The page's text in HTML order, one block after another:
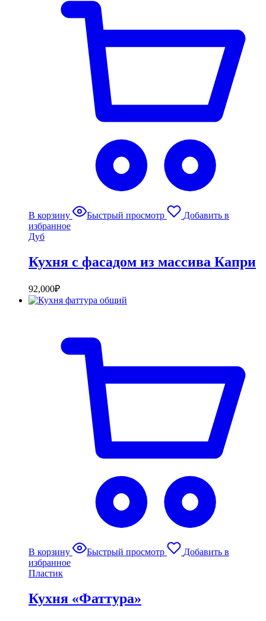
В корзину Быстрый просмотр
Добавить в
избранное
Дуб
Кухня с фасадом из массива Капри
92,000₽
В корзину Быстрый просмотр
Добавить в
избранное
Пластик
Кухня «Фаттура»